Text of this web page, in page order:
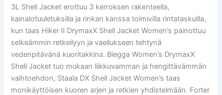
3L Shell Jacket erottuu 3 kerroksen rakenteella,
kainalotuuletuksilla ja rinkan kanssa toimivilla rintataskuilla,
kun taas Hiker II DrymaxX Shell Jacket Women’s painottuu
selkeämmin retkeilyyn ja vaellukseen tehtynä
vedenpitävänä kuoritakkina. Biegga Women’s DrymaxX
Shell Jacket tuo mukaan liikkuvamman ja hengittävämmän
vaihtoehdon, Staala DX Shell Jacket Women’s taas
monikäyttöisen kuoren arjen ja retkien yhdistelmään. Forter